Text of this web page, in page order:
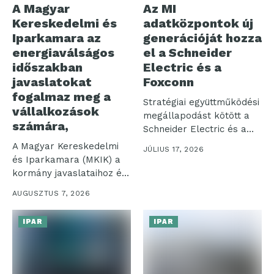
A Magyar
Kereskedelmi és
Iparkamara az
energiaválságos
időszakban
javaslatokat
fogalmaz meg a
vállalkozások
számára,
A Magyar Kereskedelmi
és Iparkamara (MKIK) a
kormány javaslataihoz és
felajánlásaihoz...
AUGUSZTUS 7, 2026
Az MI
adatközpontok új
generációját hozza
el a Schneider
Electric és a
Foxconn
Stratégiai együttműködési
megállapodást kötött a
Schneider Electric és a
Hon Hai Technology...
JÚLIUS 17, 2026
IPAR IPAR